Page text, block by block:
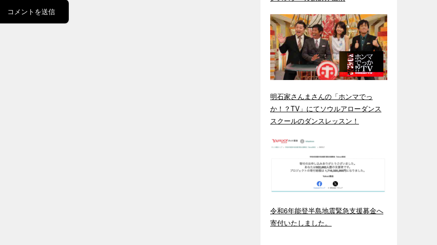
明石家さんまさんの「ホンマでっ
か！？TV」にてソウルアローダンス
スクールのダンスレッスン！
令和6年能登半島地震緊急支援募金へ
寄付いたしました。